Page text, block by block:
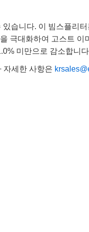
습니다. 이 빔스플리
극대화하여 고스트 이
미만으로 감소합니
자세한 사항은